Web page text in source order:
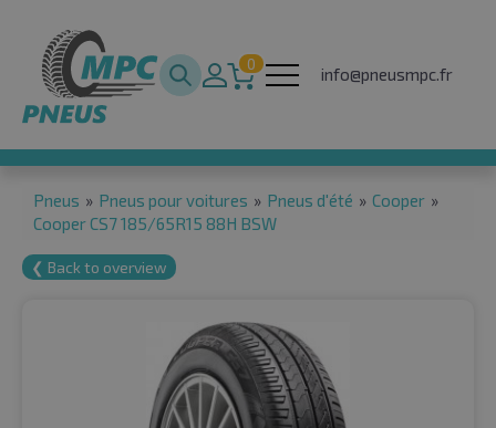
0
info@pneusmpc.fr
Pneus » Pneus pour voitures » Pneus d'été » Cooper »
Cooper CS7 185/65R15 88H BSW
❮ Back to overview